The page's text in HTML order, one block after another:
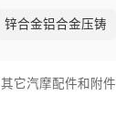
锌合金铝合金压铸
其它汽摩配件和附件